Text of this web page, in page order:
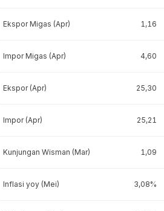
Ekspor Migas (Apr) 1,16
Impor Migas (Apr) 4,60
Ekspor (Apr) 25,30
Impor (Apr) 25,21
Kunjungan Wisman (Mar) 1,09
Inflasi yoy (Mei) 3,08%